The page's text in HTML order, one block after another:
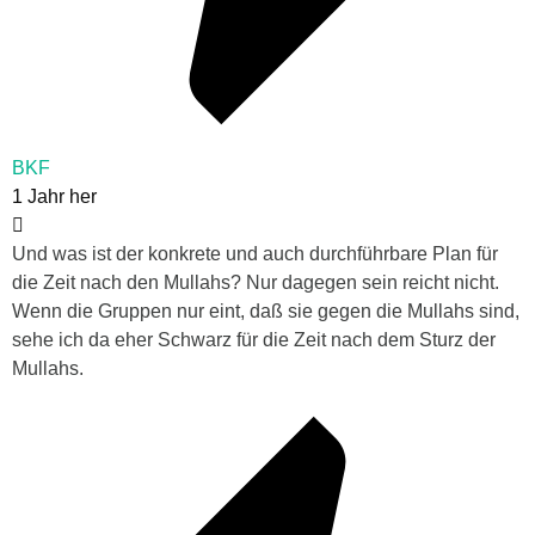
BKF
1 Jahr her
Und was ist der konkrete und auch durchführbare Plan für
die Zeit nach den Mullahs? Nur dagegen sein reicht nicht.
Wenn die Gruppen nur eint, daß sie gegen die Mullahs sind,
sehe ich da eher Schwarz für die Zeit nach dem Sturz der
Mullahs.